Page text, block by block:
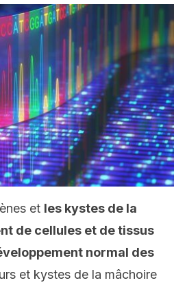
et les kystes de la
de cellules et de tissus
normal des
et kystes de la mâchoire